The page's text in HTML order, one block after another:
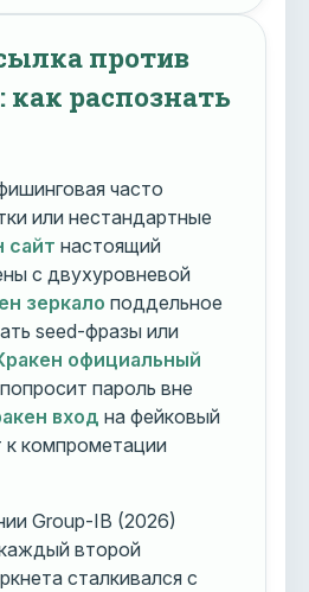
против
распознать
часто
или нестандартные
сайт настоящий
с двухуровневой
зеркало поддельное
seed-фразы или
официальный
пароль вне
вход на фейковый
к компрометации
Group-IB (2026)
второй
сталкивался с